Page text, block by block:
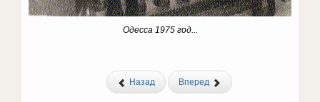
Одесса 1975 год...
Назад Вперед